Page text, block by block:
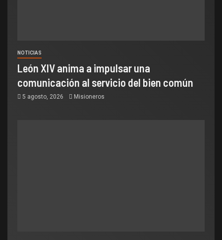
NOTICIAS
León XIV anima a impulsar una
comunicación al servicio del bien común
5 agosto, 2026 Misioneros